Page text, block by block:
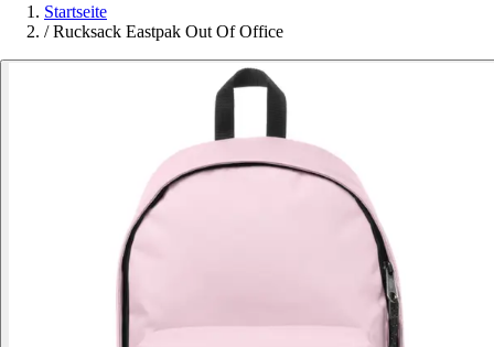
Startseite
/ Rucksack Eastpak Out Of Office